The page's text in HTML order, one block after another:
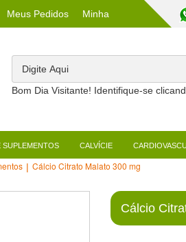
Meus Pedidos Minha
Bom Dia Visitante! Identifique-se
SUPLEMENTOS CALVÍCIE
Cálcio Citrato Malato 300 mg
Cálcio